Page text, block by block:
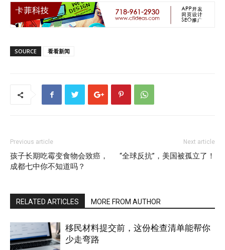
SOURCE 看看新闻
Previous article
孩子长期吃霉变食物会致癌，
成都七中你不知道吗？
Next article
“全球反抗”，美国被孤立了！
RELATED ARTICLES MORE FROM AUTHOR
移民材料提交前，这份检查清单能帮你
少走弯路